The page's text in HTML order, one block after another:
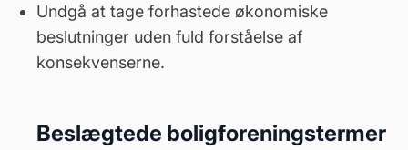
Undgå at tage forhastede økonomiske
beslutninger uden fuld forståelse af
konsekvenserne.
Beslægtede boligforeningstermer